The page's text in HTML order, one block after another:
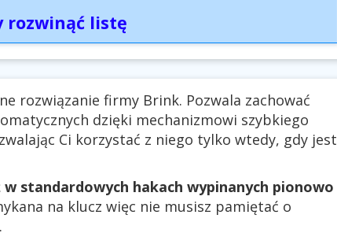
listę
rozwiązanie firmy Brink. Pozwala zachować
dzięki mechanizmowi szybkiego
Ci korzystać z niego tylko wtedy, gdy jest
standardowych hakach wypinanych pionowo
na klucz więc nie musisz pamiętać o